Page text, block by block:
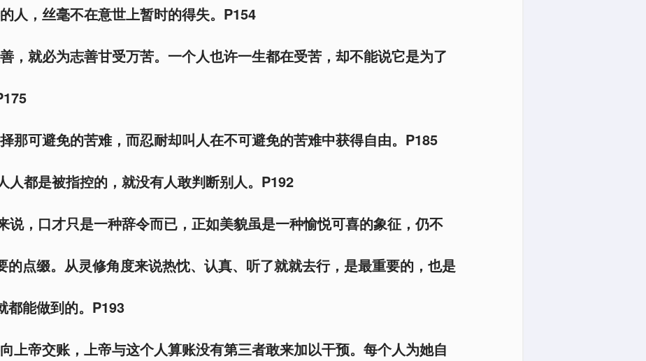
人，丝毫不在意世上暂时的得失。P154
，就必为志善甘受万苦。一个人也许一生都在受苦，却不能说它是为了
那可避免的苦难，而忍耐却叫人在不可避免的苦难中获得自由。P185
人都是被指控的，就没有人敢判断别人。P192
说，口才只是一种辞令而已，正如美貌虽是一种愉悦可喜的象征，仍不
的点缀。从灵修角度来说热忱、认真、听了就就去行，是最重要的，也是
都能做到的。P193
上帝交账，上帝与这个人算账没有第三者敢来加以干预。每个人为她自